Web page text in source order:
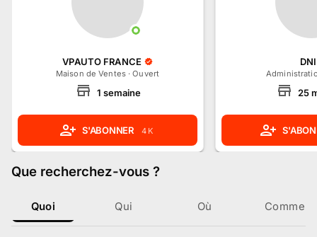
VPAUTO FRANCE
Maison de Ventes·Ouvert
1 semaine
S'ABONNER 4 K
25
Que recherchez-vous ?
Quoi Qui Où Comment